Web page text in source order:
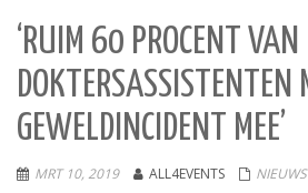
‘RUIM 60 PROCENT VAN
DOKTERSASSISTENTEN
GEWELDINCIDENT MEE’
MRT 10, 2019 ALL4EVENTS NIEUWS